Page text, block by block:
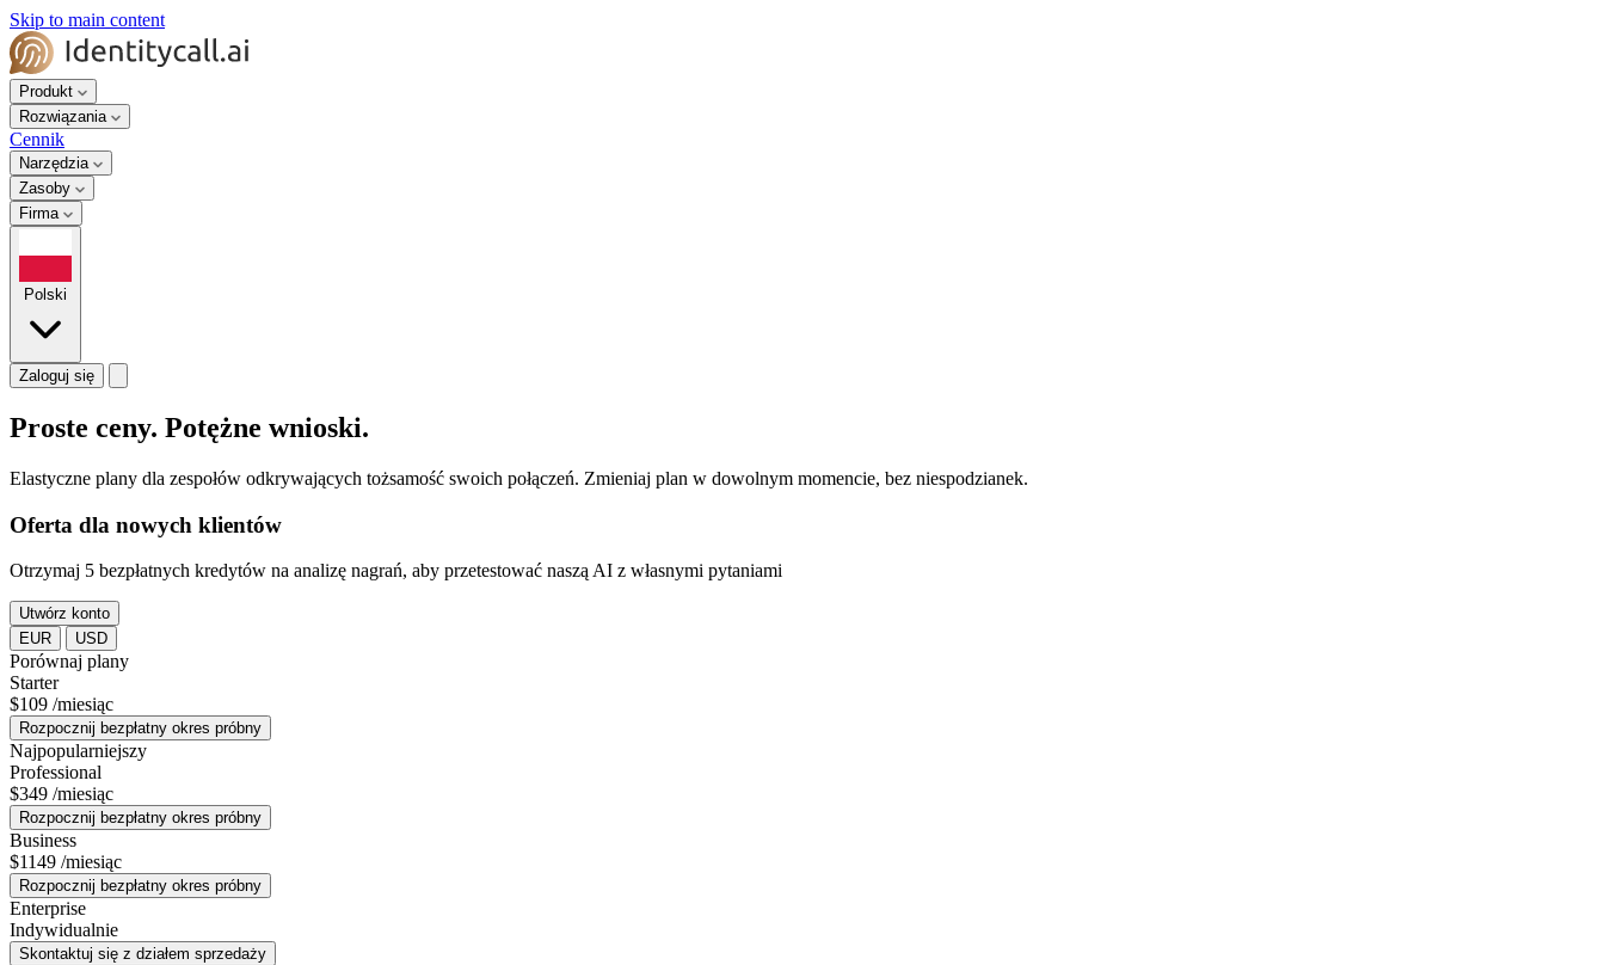
Skip to main content
Produkt
Rozwiązania
Cennik
Narzędzia
Zasoby
Firma
Polski
Zaloguj się
Proste ceny. Potężne wnioski.
Elastyczne plany dla zespołów odkrywających tożsamość swoich połączeń. Zmieniaj plan w dowolnym momencie, bez niespodzianek.
Oferta dla nowych klientów
Otrzymaj 5 bezpłatnych kredytów na analizę nagrań, aby przetestować naszą AI z własnymi pytaniami
Utwórz konto
EUR
USD
Porównaj plany
Starter
$109 /miesiąc
Rozpocznij bezpłatny okres próbny
Najpopularniejszy
Professional
$349 /miesiąc
Rozpocznij bezpłatny okres próbny
Business
$1149 /miesiąc
Rozpocznij bezpłatny okres próbny
Enterprise
Indywidualnie
Skontaktuj się z działem sprzedaży